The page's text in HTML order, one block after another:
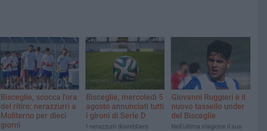
Bisceglie, scocca l'ora
del ritiro: nerazzurri a
Moliterno per dieci
giorni
Bisceglie, mercoledì 5
agosto annunciati tutti
i gironi di Serie D
I nerazzurri dovrebbero
Giovanni Ruggieri è il
nuovo tassello under
del Bisceglie
Nell'ultima stagione il suo